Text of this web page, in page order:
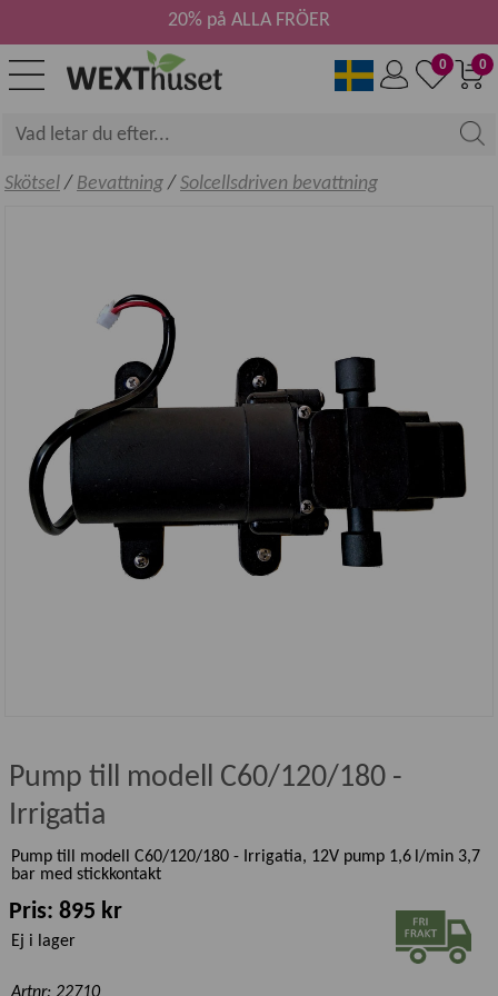
0
0
20% på ALLA FRÖER
Skötsel/ Bevattning/ Solcellsdriven bevattning
Pump till modell C60/120/180 -
Irrigatia
Pump till modell C60/120/180 - Irrigatia, 12V pump 1,6 l/min 3,7
bar med stickkontakt
Pris: 895 kr
Ej i lager